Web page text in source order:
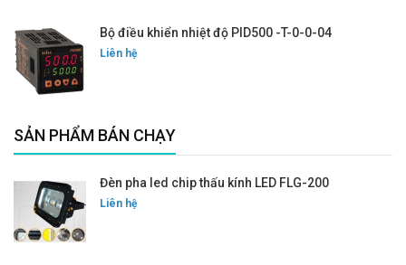
Bộ điều khiển nhiệt độ PID500 -T-0-0-04
Liên hệ
SẢN PHẨM BÁN CHẠY
Đèn pha led chip thấu kính LED FLG-200
Liên hệ